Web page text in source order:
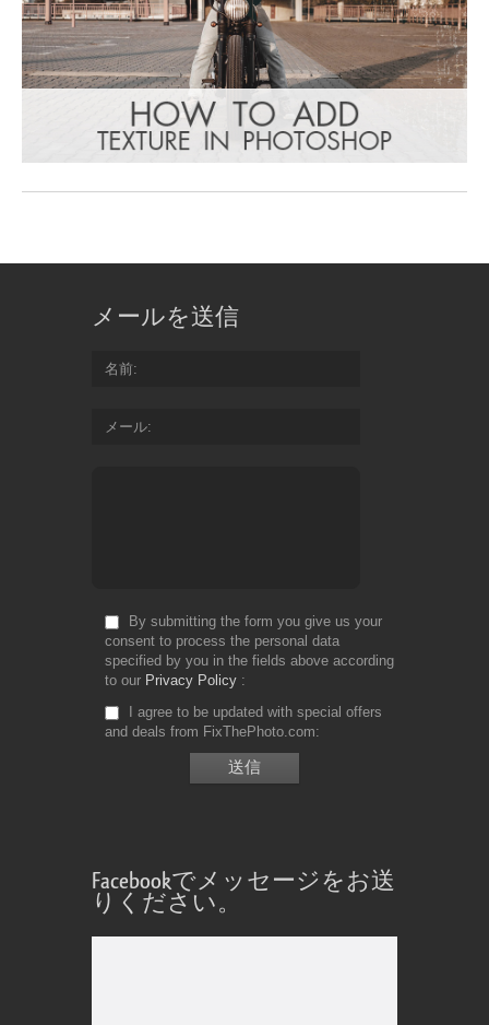
メールを送信
名前
メール
By submitting the form you give us your
consent to process the personal data
specified by you in the fields above according
to our Privacy Policy
I agree to be updated with special offers
and deals from FixThePhoto.com
Facebookでメッセージをお送
りください。